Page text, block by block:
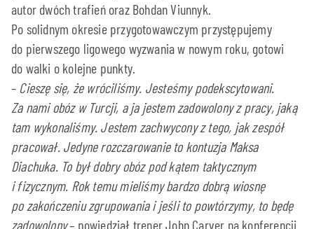
autor dwóch trafień oraz Bohdan Viunnyk.
Po solidnym okresie przygotowawczym przystępujemy
do pierwszego ligowego wyzwania w nowym roku, gotowi
do walki o kolejne punkty.
– Cieszę się, że wróciliśmy. Jesteśmy podekscytowani.
Za nami obóz w Turcji, a ja jestem zadowolony z pracy, jaką
tam wykonaliśmy. Jestem zachwycony z tego, jak zespół
pracował. Jedyne rozczarowanie to kontuzja Maksa
Diachuka. To był dobry obóz pod kątem taktycznym
i fizycznym. Rok temu mieliśmy bardzo dobrą wiosnę
po zakończeniu zgrupowania i jeśli to powtórzymy, to będę
zadowolony– powiedział trener John Carver na konferencji